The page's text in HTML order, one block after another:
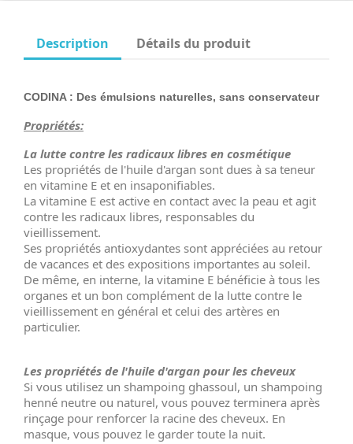
Description Détails du produit
CODINA : Des émulsions naturelles, sans conservateur
Propriétés:
La lutte contre les radicaux libres en cosmétique
Les propriétés de l'huile d'argan sont dues à sa teneur
en vitamine E et en insaponifiables.
La vitamine E est active en contact avec la peau et agit
contre les radicaux libres, responsables du
vieillissement.
Ses propriétés antioxydantes sont appréciées au retour
de vacances et des expositions importantes au soleil.
De même, en interne, la vitamine E bénéficie à tous les
organes et un bon complément de la lutte contre le
vieillissement en général et celui des artères en
particulier.
Les propriétés de l'huile d'argan pour les cheveux
Si vous utilisez un shampoing ghassoul, un shampoing
henné neutre ou naturel, vous pouvez terminera après
rinçage pour renforcer la racine des cheveux. En
masque, vous pouvez le garder toute la nuit.